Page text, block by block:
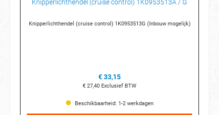
Knipperlichthendel (cruise control) 1K0953513A / G
Knipperlichthendel (cruise control) 1K0953513G (Inbouw mogelijk)
€ 33,15
€ 27,40 Exclusief BTW
Beschikbaarheid: 1-2 werkdagen